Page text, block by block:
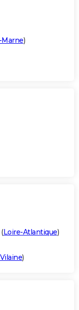
Marne)
(Loire-Atlantique)
)